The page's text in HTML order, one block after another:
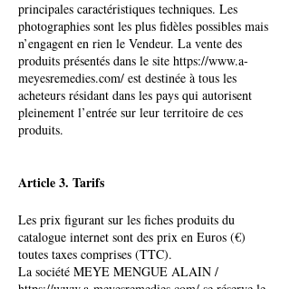
principales caractéristiques techniques. Les
photographies sont les plus fidèles possibles mais
n’engagent en rien le Vendeur. La vente des
produits présentés dans le site https://www.a-
meyesremedies.com/ est destinée à tous les
acheteurs résidant dans les pays qui autorisent
pleinement l’entrée sur leur territoire de ces
produits.
Article 3. Tarifs
Les prix figurant sur les fiches produits du
catalogue internet sont des prix en Euros (€)
toutes taxes comprises (TTC).
La société MEYE MENGUE ALAIN /